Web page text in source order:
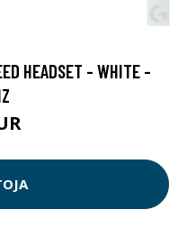
HEADSET - WHITE -